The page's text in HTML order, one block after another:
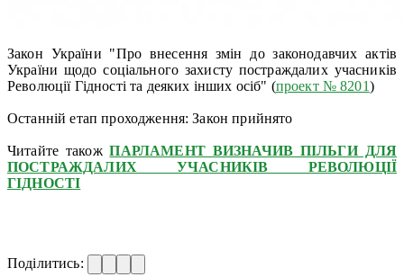
Закон України "Про внесення змін до законодавчих актів
України щодо соціального захисту постраждалих учасників
Революції Гідності та деяких інших осіб" (проект № 8201)
Останній етап проходження: Закон прийнято
Читайте такожПАРЛАМЕНТ ВИЗНАЧИВ ПІЛЬГИ ДЛЯ
ПОСТРАЖДАЛИХ УЧАСНИКІВ РЕВОЛЮЦІЇ
ГІДНОСТІ
Поділитись: